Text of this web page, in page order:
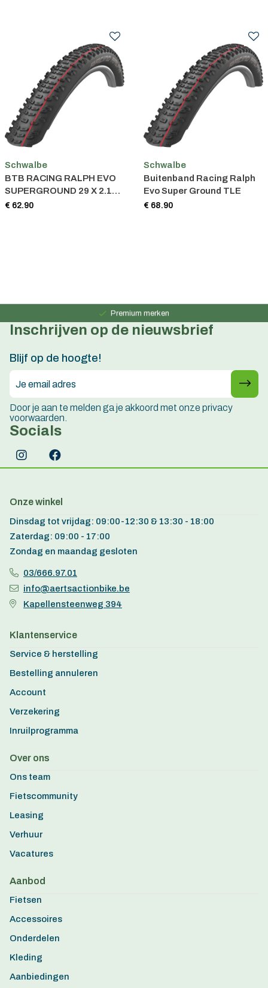
Schwalbe
BTB RACING RALPH EVO
SUPERGROUND 29 X 2.1
ZWART 29X2.10
€ 62.90
Schwalbe
Buitenband Racing Ralph
Evo Super Ground TLE
€ 68.90
Premium merken
Persoonlijk advies
Inschrijven op de nieuwsbrief
Blijf op de hoogte!
Door je aan te melden ga je akkoord met onze privacy
voorwaarden.
Socials
Onze winkel
Dinsdag tot vrijdag: 09:00-12:30 & 13:30 - 18:00
Zaterdag: 09:00 - 17:00
Zondag en maandag gesloten
03/666.97.01
info@aertsactionbike.be
Kapellensteenweg 394
Klantenservice
Service & herstelling
Bestelling annuleren
Account
Verzekering
Inruilprogramma
Over ons
Ons team
Fietscommunity
Leasing
Verhuur
Vacatures
Aanbod
Fietsen
Accessoires
Onderdelen
Kleding
Aanbiedingen